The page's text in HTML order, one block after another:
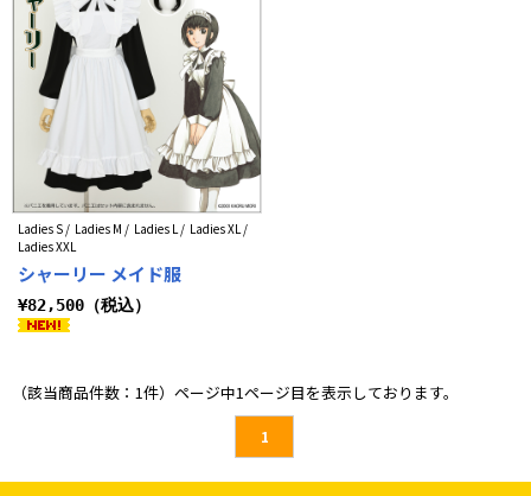
Ladies S / Ladies M / Ladies L / Ladies XL /
Ladies XXL
シャーリー メイド服
¥82,500（税込）
（該当商品件数：1件）ページ中1ページ目を表示しております。
1